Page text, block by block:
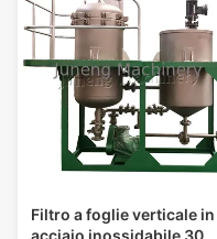
Filtro a foglie verticale in
acciaio inossidabile 304,